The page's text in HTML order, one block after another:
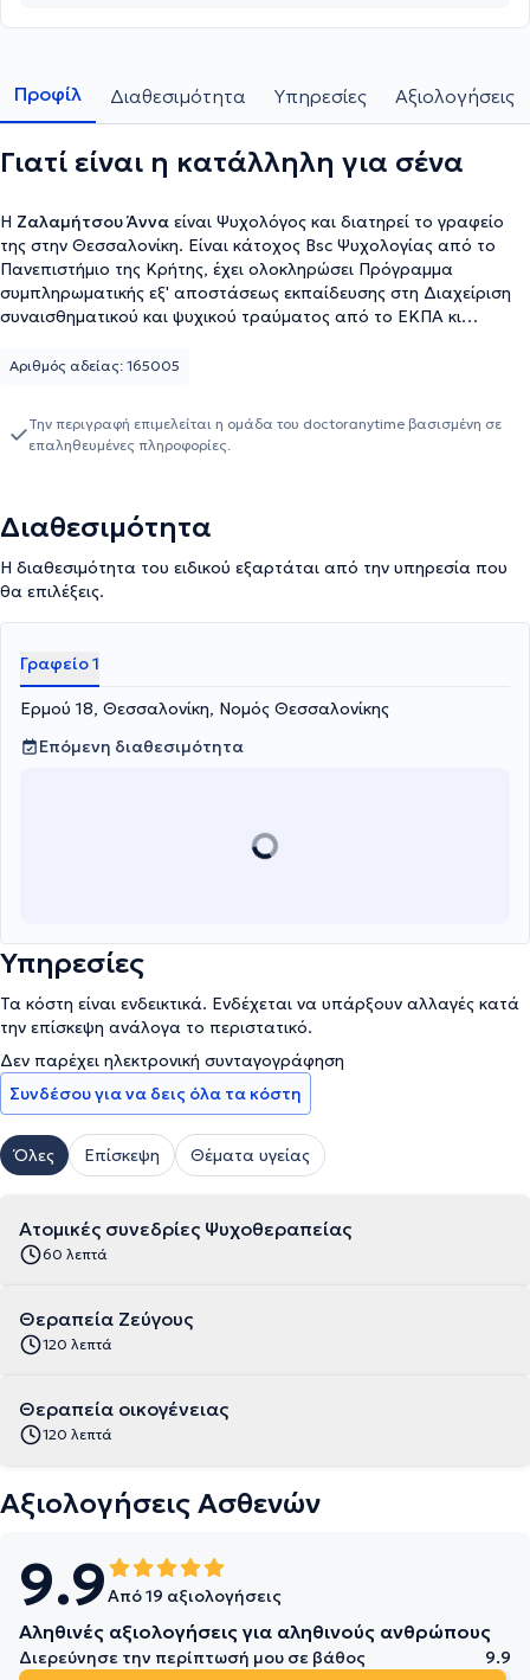
Προφίλ Διαθεσιμότητα Υπηρεσίες Αξιολογήσεις
Γιατί είναι η κατάλληλη για σένα
Η Ζαλαμήτσου Άννα είναι Ψυχολόγος και διατηρεί το γραφείο
της στην Θεσσαλονίκη. Είναι κάτοχος Bsc Ψυχολογίας από το
Πανεπιστήμιο της Κρήτης, έχει ολοκληρώσει Πρόγραμμα
συμπληρωματικής εξ' αποστάσεως εκπαίδευσης στη Διαχείριση
συναισθηματικού και ψυχικού τραύματος από το ΕΚΠΑ κι
Αριθμός αδείας: 165005
Την περιγραφή επιμελείται η ομάδα του doctoranytime βασισμένη σε
επαληθευμένες πληροφορίες.
Διαθεσιμότητα
Η διαθεσιμότητα του ειδικού εξαρτάται από την υπηρεσία που
θα επιλέξεις.
Γραφείο 1
Ερμού 18, Θεσσαλονίκη, Νομός Θεσσαλονίκης
Επόμενη διαθεσιμότητα
Υπηρεσίες
Τα κόστη είναι ενδεικτικά. Ενδέχεται να υπάρξουν αλλαγές κατά
την επίσκεψη ανάλογα το περιστατικό.
Δεν παρέχει ηλεκτρονική συνταγογράφηση
Συνδέσου για να δεις όλα τα κόστη
Όλες Επίσκεψη Θέματα υγείας
Ατομικές συνεδρίες Ψυχοθεραπείας
60 λεπτά
Θεραπεία Ζεύγους
120 λεπτά
Θεραπεία οικογένειας
120 λεπτά
Αξιολογήσεις Ασθενών
9.9Από 19 αξιολογήσεις
Αληθινές αξιολογήσεις για αληθινούς ανθρώπους
Διερεύνησε την περίπτωσή μου σε βάθος
9.9